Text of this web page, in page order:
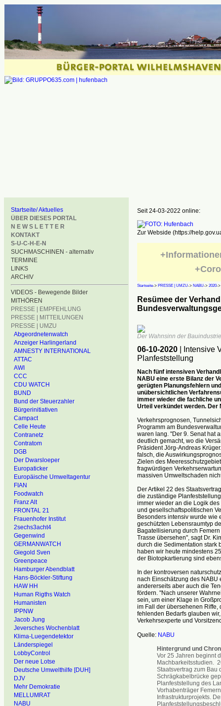
Startseite/ Aktuelles
ÜBER DIESES PORTAL
N E W S L E T T E R
KONTAKT
S-U-C-H-E-N
SUCHMASCHINEN - alternativ
TERMINE
LINKS
ARCHIV
VIDEOS - Bewegende Bilder
MITHÖREN
PRESSE | EMPFEHLUNG
PRESSE | MITTEILUNGEN
PRESSE | UMZU
Abgeordnetenwatch
Anzeiger Harlingerland
AMNESTY INTERNATIONAL
ATTAC
AWI
CCC
CDU WATCH
BUND
Bund der Steuerzahler
Bürgerinitiativen
Campact
Celle Heute
Contranetz
Contratom
DGB
Der Dwarsloeper
Europaticker
Europäische Umweltagentur
FIAN
Foodwatch
Franz Alt
FRONTAL 21
Frauenhofer Institut
2sechs3acht4
Gegenwind
GERMANWATCH
Giegold Sven
Greenpeace
Hamburger Abendblatt
Hans-Böckler-Stiftung
HAW HH
Human Rigths Watch
Humanisten
IPPNW
Jacob Jung
Jeversches Wochenblatt
Klima-Luegendetektor
Länderspiegel
LobbyControl
Der neue Lotse
Deutsche Umwelthilfe [DUH]
DJV
Mehr Demokratie
MELLUMRAT
NABU
Seit 24-03-2022 online:
Zur Webside (https://
Startseite-> PRESSE | UMZU-> NABU-> 2020->
Resümee der
Der Wahnsinn der
06-10-2020
| Intensive
Planfeststellung
Nach fünf intensiven
NABU eine erste Bilanz der
gerügten Planungsfehlern
unübersichtlichen
immer wieder die fachliche
Urteil verkündet werden. Der
Verkehrsprognosen,
Programm am
waren lang. "Der 9. Senat hat
deutlich gemacht, wo die
Präsident Jörg-Andreas
falsch, die
Zielen des
fragwürdigen
massiven Umweltschaden
Der Artikel 22 des
die zuständige
immer wieder an die Logik
und gesellschaftspolitischen
Besonders intensiv wurde wie
geschützten Lebensraumtyp
Bagatellisierung durch
Trasse übersehen", sagt Dr.
durch die Sedimentation stark
haben wir heute mindestens
der Biotopkartierung sind
In der kontroversen
nach Einschätzung des NABU
andererseits aber auch die
fördern. "Nach unserer
sein, um einer Klage in
im Fall der übersehenen Riffe,
fehlenden Bedarfs glauben
Verkehrsexperte und
Quelle: NABU
Hintergrund und
Vor 25 Jahren beginnt
Machbarkeitsstudien.
Staatsvertrag zum Bau
Schrägkabelbrücke
Planfeststellung des
Vorhabenträger
Infrastrukturprojekts.